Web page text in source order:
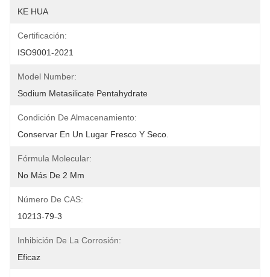
KE HUA
Certificación:
ISO9001-2021
Model Number:
Sodium Metasilicate Pentahydrate
Condición De Almacenamiento:
Conservar En Un Lugar Fresco Y Seco.
Fórmula Molecular:
No Más De 2 Mm
Número De CAS:
10213-79-3
Inhibición De La Corrosión:
Eficaz